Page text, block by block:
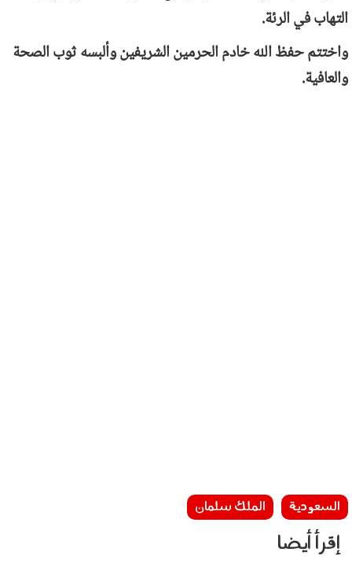
التهاب في الرئة.
واختتم حفظ الله خادم الحرمين الشريفين وألبسه ثوب الصحة
والعافية.
السعودية الملك سلمان
إقرأ أيضا